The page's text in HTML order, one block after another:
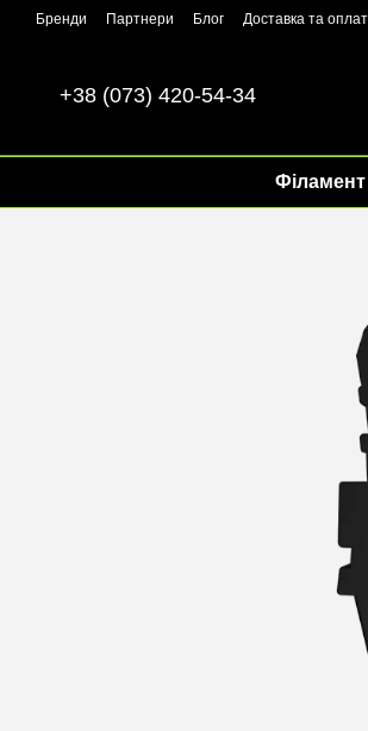
Перейти до основного контенту
Бренди Партнери Блог Доставка та
+38 (073) 420-54-34
Філамент